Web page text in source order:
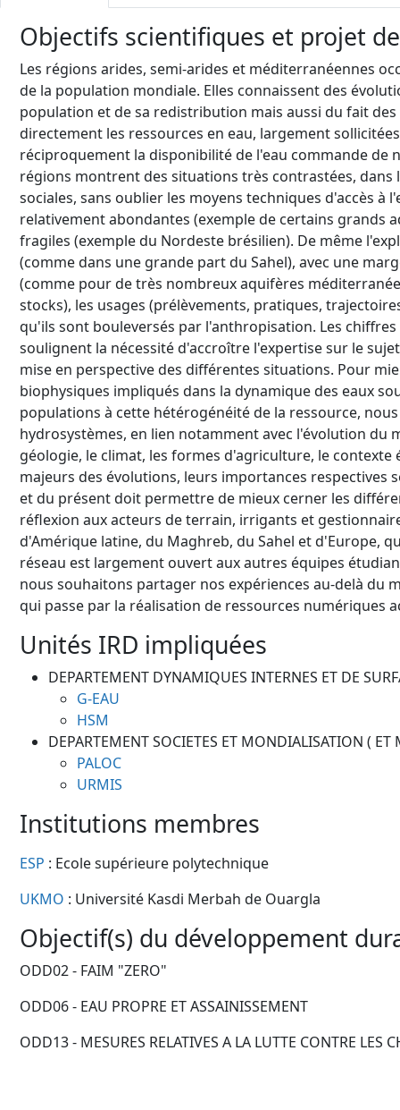
Objectifs scientifiques et projet
Les régions arides, semi-arides et méditerranéennes
de la population mondiale. Elles connaissent des
population et de sa redistribution mais aussi du fait
directement les ressources en eau, largement
réciproquement la disponibilité de l'eau commande de
régions montrent des situations très contrastées,
sociales, sans oublier les moyens techniques d'accès à
relativement abondantes (exemple de certains grands
fragiles (exemple du Nordeste brésilien). De même
(comme dans une grande part du Sahel), avec une
(comme pour de très nombreux aquifères
stocks), les usages (prélèvements, pratiques,
qu'ils sont bouleversés par l'anthropisation. Les
soulignent la nécessité d'accroître l'expertise sur le
mise en perspective des différentes situations. Pour
biophysiques impliqués dans la dynamique des eaux
populations à cette hétérogénéité de la ressource,
hydrosystèmes, en lien notamment avec l'évolution
géologie, le climat, les formes d'agriculture, le
majeurs des évolutions, leurs importances respectives
et du présent doit permettre de mieux cerner les
réflexion aux acteurs de terrain, irrigants et
d'Amérique latine, du Maghreb, du Sahel et d'Europe,
réseau est largement ouvert aux autres équipes
nous souhaitons partager nos expériences au-delà du
qui passe par la réalisation de ressources numériques
Unités IRD impliquées
DEPARTEMENT DYNAMIQUES INTERNES ET DE
G-EAU
HSM
DEPARTEMENT SOCIETES ET MONDIALISATION (
PALOC
URMIS
Institutions membres
ESP : Ecole supérieure polytechnique
UKMO : Université Kasdi Merbah de Ouargla
Objectif(s) du développement
ODD02 - FAIM "ZERO"
ODD06 - EAU PROPRE ET ASSAINISSEMENT
ODD13 - MESURES RELATIVES A LA LUTTE CONTRE LES